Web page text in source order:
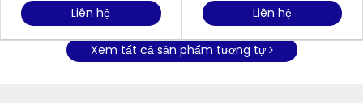
Liên hệ Liên hệ
Xem tất cả sản phẩm tương tự